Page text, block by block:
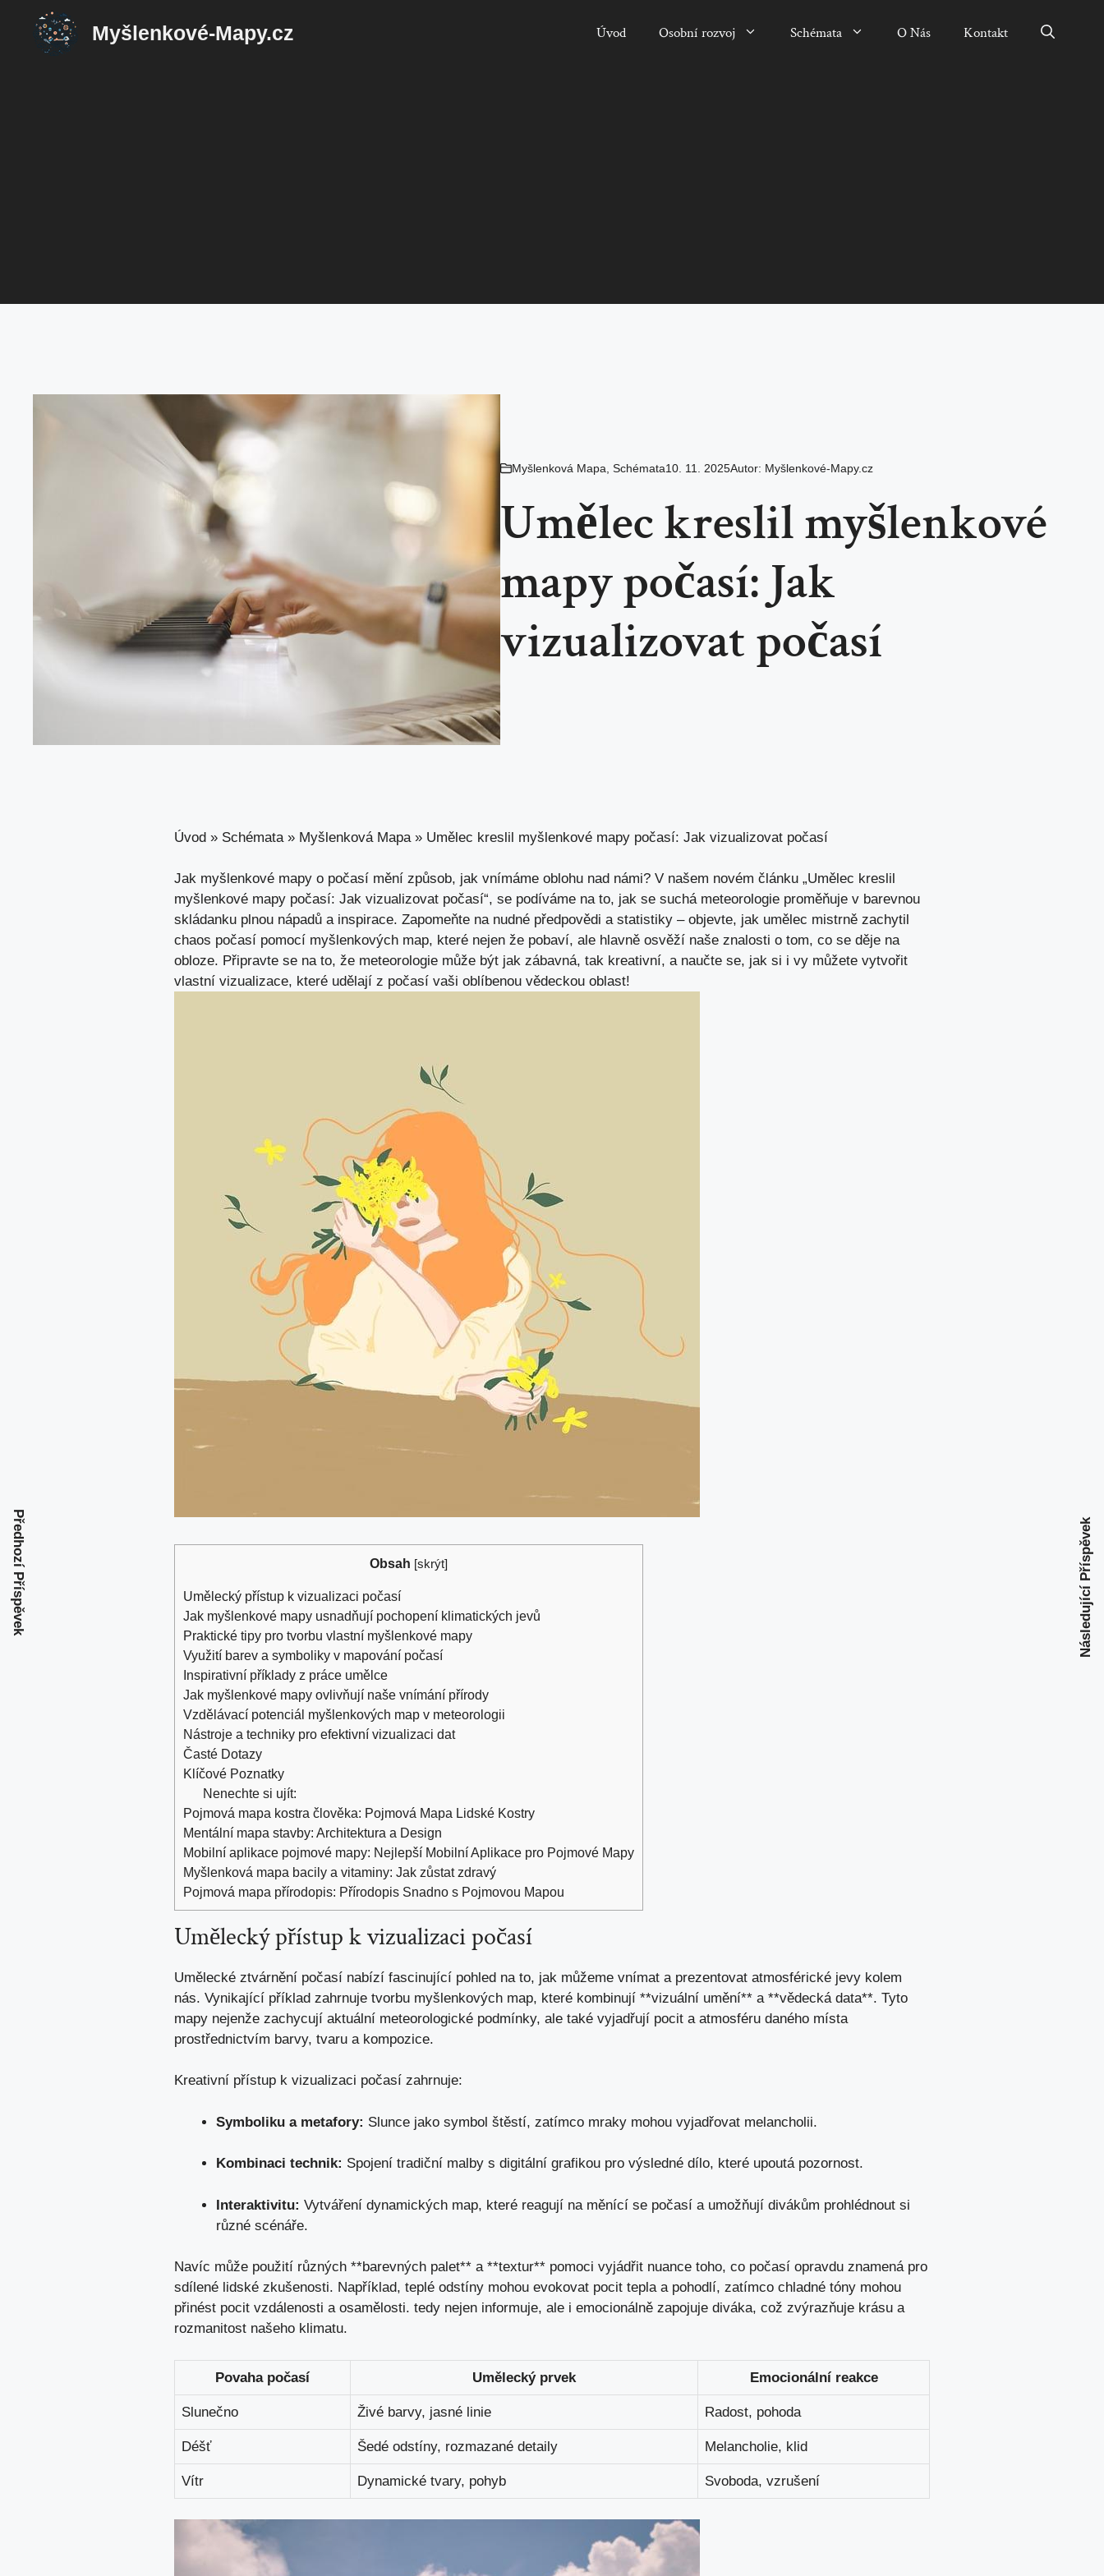
Přeskočit
Myšlenkové-Mapy.cz Úvod Osobní rozvoj Schémata O Nás Kontakt
Myšlenková Mapa Schémata10. 11. 2025Autor: Myšlenkové-Mapy.cz
Umělec kreslil myšlenkové
mapy počasí: Jak
vizualizovat počasí
Úvod » Schémata » Myšlenková Mapa » Umělec kreslil myšlenkové mapy počasí: Jak vizualizovat počasí
Jak myšlenkové mapy o počasí mění způsob, jak vnímáme oblohu ​nad námi? V našem novém článku „Umělec ⁤kreslil⁢
myšlenkové mapy počasí: Jak vizualizovat počasí“, se podíváme​ nato, jak se‍ suchá ‌meteorologie ‌proměňuje‍ v barevnou
skládanku plnou nápadů ⁢a inspirace. Zapomeňte na nudné předpovědi a statistiky⁣ – objevte, jak ⁣umělec mistrně zachytil
chaos počasí pomocí​ myšlenkových map, které nejen ⁣že pobaví, ale hlavně osvěží⁣ naše znalosti ‍o tom, co se ​děje na
obloze. Připravte se na to, že meteorologie může‌ být ‍jak zábavná, tak kreativní, a naučte se, jak si i vy můžete vytvořit
vlastní ⁤vizualizace, které udělají z počasí ‌vaši oblíbenou⁢ vědeckou oblast!
Obsah [skrýt]
Umělecký přístup‍ k vizualizaci‌ počasí
Jak myšlenkové mapy​ usnadňují pochopení klimatických​ jevů
Praktické tipy pro tvorbu‍ vlastní myšlenkové mapy
Využití barev⁣ a symboliky​ v mapování počasí
Inspirativní příklady z práce umělce
Jak myšlenkové mapy ovlivňují naše vnímání přírody
Vzdělávací potenciál myšlenkových map v meteorologii
Nástroje a ‌techniky ⁣pro efektivní vizualizaci⁤ dat
Časté Dotazy
Klíčové Poznatky
Nenechte si ujít:
Pojmová mapa kostra člověka: Pojmová Mapa Lidské Kostry
Mentální mapa stavby: Architektura a Design
Mobilní aplikace pojmové mapy: Nejlepší Mobilní Aplikace pro Pojmové Mapy
Myšlenková mapa bacily a vitaminy: Jak zůstat zdravý
Pojmová mapa přírodopis: Přírodopis Snadno s Pojmovou Mapou
Umělecký přístup‍ k vizualizaci‌ počasí
Umělecké ztvárnění počasí ⁣nabízí fascinující pohled na to, jak můžeme vnímat a prezentovat atmosférické jevy kolem
nás. Vynikající příklad zahrnuje tvorbu myšlenkových ​map,​ které kombinují​ **vizuální​ umění** a **vědecká data**. Tyto
mapy nejenže zachycují aktuální ‌meteorologické⁣ podmínky, ale také ‍vyjadřují pocit a atmosféru daného ⁤místa
prostřednictvím barvy,‌ tvaru a kompozice.
Kreativní přístup k vizualizaci počasí‍ zahrnuje:
Symboliku a metafory: Slunce jako‍ symbol ​štěstí, ⁢zatímco mraky mohou vyjadřovat melancholii.
Kombinaci technik: Spojení tradiční malby s ⁣digitální grafikou pro výsledné dílo, ​které upoutá pozornost.
Interaktivitu: ⁤Vytváření dynamických map, které ⁤reagují na měnící se počasí a umožňují divákům prohlédnout si
různé scénáře.
Navíc může použití různých **barevných palet** a **textur**⁣ pomoci vyjádřit nuance toho, co počasí opravdu​ znamená pro
sdílené lidské zkušenosti. ⁢Například, teplé odstíny mohou evokovat pocit tepla a pohodlí, zatímco chladné tóny mohou
přinést​ pocit ⁣vzdálenosti a osamělosti. ⁤tedy ⁢nejen informuje, ale i emocionálně zapojuje diváka, což zvýrazňuje krásu a
rozmanitost našeho klimatu.
Povaha počasí Umělecký prvek Emocionální reakce
Slunečno Živé barvy, jasné linie Radost, pohoda
Déšť Šedé odstíny, rozmazané detaily Melancholie, klid
Vítr Dynamické tvary, pohyb Svoboda, vzrušení
Předhozí Příspěvek Následující Příspěvek